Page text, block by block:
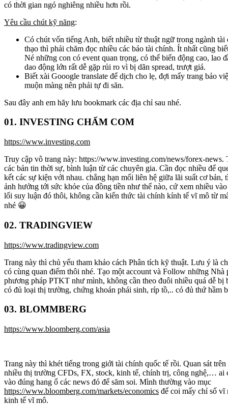
có thời gian ngó nghiêng nhiều hơn rồi.
Yêu cầu chút kỹ năng:
Có chút vốn tiếng Anh, biết nhiều từ thuật ngữ trong ngành tài
thạo thì phải chăm đọc nhiều các báo tài chính. Ít nhất cũng
Né những con có event quan trọng, có thể biến động cao, lao
dao động lớn rất dễ gặp rủi ro vì bị dãn spread, trượt giá.
Biết xài Gooogle translate để dịch cho lẹ, đợi mấy trang báo
muộn màng nên phải tự đi săn.
Sau đây anh em hãy lưu bookmark các địa chỉ sau nhé.
01. INVESTING CHẤM COM
https://www.investing.com
Truy cập vô trang này: https://www.investing.com/news/forex-news.
các bản tin thời sự, bình luận từ các chuyên gia. Cần đọc nhiều để
kết các sự kiện với nhau. chẳng hạn mối liên hệ giữa lãi suất cơ bản,
ảnh hưởng tới sức khỏe của đồng tiền như thế nào, cứ xem nhiều
lối suy luận đó thôi, không cần kiến thức tài chính kính tế vĩ mô từ
nhé 😀
02. TRADINGVIEW
https://www.tradingview.com
Trang này thì chủ yếu tham khảo cách Phân tích kỹ thuật. Lưu ý là
có cùng quan điểm thôi nhé. Tạo một account và Follow những Nhà
phương pháp PTKT như mình, không cần theo đuôi nhiều quá dễ bị
có đủ loại thị trường, chứng khoán phái sinh, ríp tồ,.. có đủ thứ hầm
03. BLOMMBERG
https://www.bloomberg.com/asia
Trang này thì khét tiếng trong giới tài chính quốc tế rồi. Quan sát
nhiều thị trường CFDs, FX, stock, kinh tế, chính trị, công nghệ,… ai
vào đúng hang ổ các news đó để săm soi. Mình thường vào mục
https://www.bloomberg.com/markets/economics để coi mấy chỉ số vĩ
kinh tế vĩ mô.